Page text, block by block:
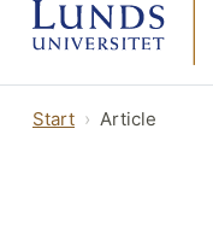
Start Article